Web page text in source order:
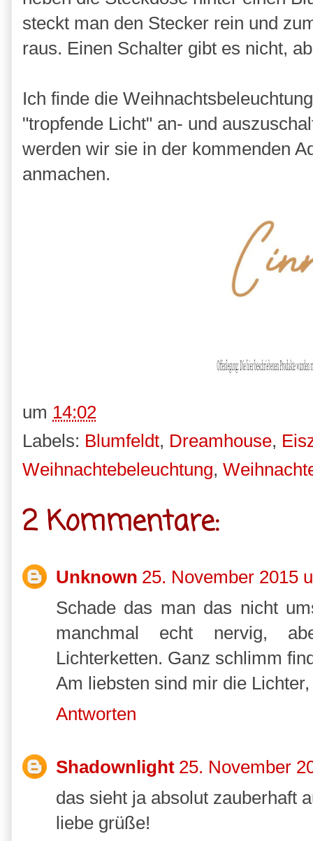
steckt man den Stecker rein und
raus. Einen Schalter gibt es nicht,
Ich finde die
"tropfende Licht" an- und
werden wir sie in der kommenden
anmachen.
um 14:02
Labels: Blumfeldt, Dreamhouse,
Weihnachtebeleuchtung,
2 Kommentare:
Unknown 25. November 2015
Schade das man das nicht
manchmal echt nervig,
Lichterketten. Ganz schlimm
Am liebsten sind mir die
Antworten
Shadownlight 25. November
das sieht ja absolut zauberhaft
liebe grüße!